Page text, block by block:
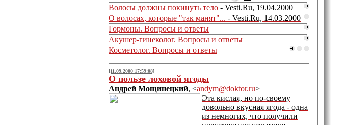
Волосы должны покинуть тело - Vesti.Ru, 19.04.2000
О волосах, которые "так манят"... - Vesti.Ru, 14.03.2000
Гормоны. Вопросы и ответы
Акушер-гинеколог. Вопросы и ответы
Косметолог. Вопросы и ответы
[11.09.2000 17:59:08]
О пользе лоховой ягоды
Андрей Мощинецкий, <andym@doktor.ru>
Эта кислая, но по-своему
довольно вкусная ягода - одна
из немногих, что получили